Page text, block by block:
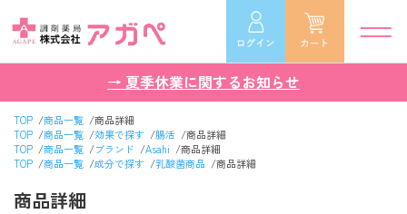
→ 夏季休業に関するお知らせ
TOP 商品一覧
商品詳細
TOP
商品一覧 効果で探す 腸活
商品詳細
TOP
商品一覧 ブランド Asahi
商品詳細
TOP
商品一覧 成分で探す 乳酸菌商品 商品詳細
商品詳細